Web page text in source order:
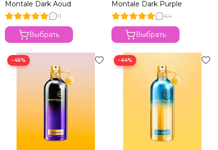
Montale Dark Aoud
11
Выбрать
Montale Dark Purple
44
Выбрать
−46% −44%